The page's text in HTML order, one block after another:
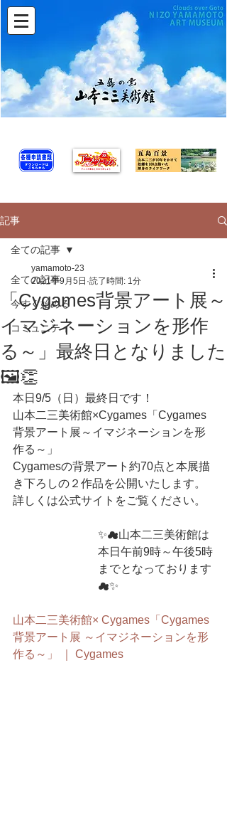
記事
全ての記事
今すぐ始める
コミュニティ
全ての記事
「Cygames背景アート展～
イマジネーションを形作
る～」最終日となりました
🖼👏
yamamoto-23
2021年9月5日 読了時間: 1分
本日9/5（日）最終日です！
山本二三美術館×Cygames「Cygames
背景アート展～イマジネーションを形
作る～」
Cygamesの背景アート約70点と本展描
き下ろしの２作品を公開いたします。
詳しくは公式サイトをご覧ください。
✨☁山本二三美術館は
本日午前9時～午後5時
までとなっております
☁✨
山本二三美術館× Cygames「Cygames
背景アート展 ～イマジネーションを形
作る～」 ｜ Cygames